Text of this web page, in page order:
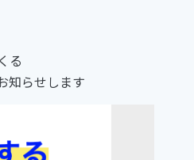
る
知らせします